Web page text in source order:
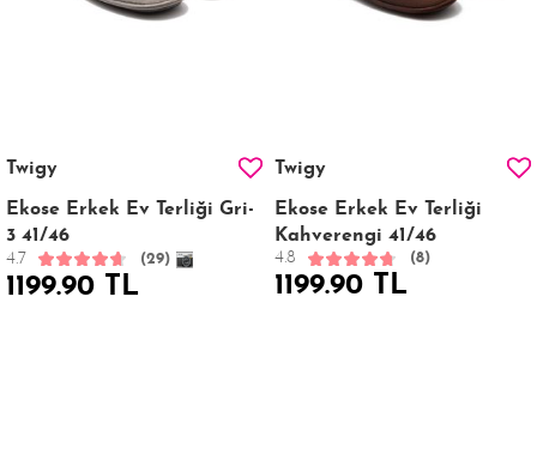
Twigy
Ekose Erkek Ev Terliği Gri-
3 41/46
4.7 (29)
1199.90 TL
Twigy
Ekose Erkek Ev Terliği
Kahverengi 41/46
4.8 (8)
1199.90 TL